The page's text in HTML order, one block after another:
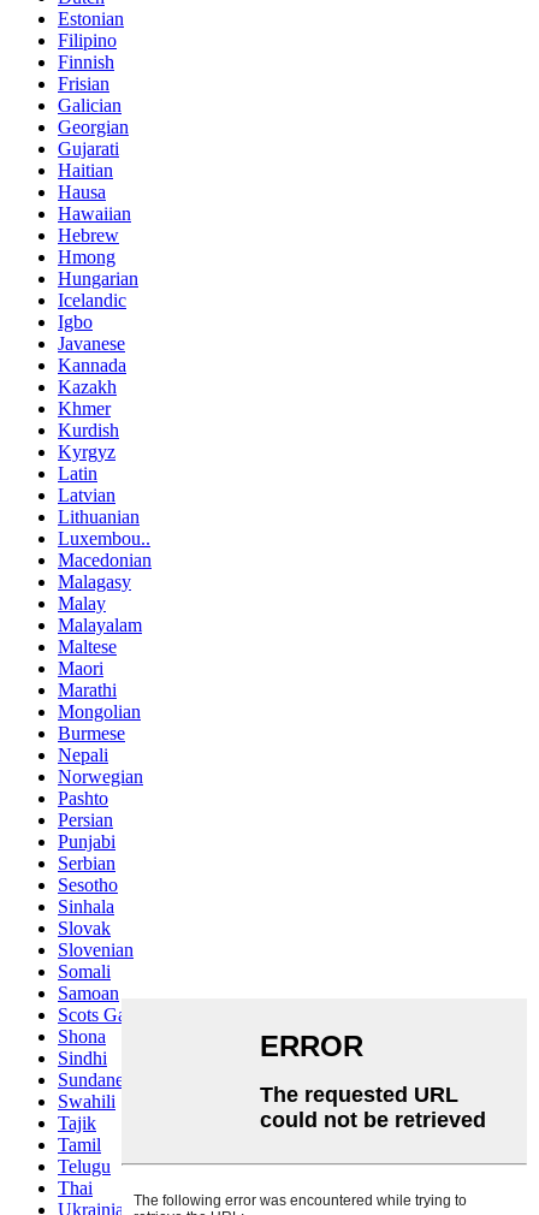
Estonian
Filipino
Finnish
Frisian
Galician
Georgian
Gujarati
Haitian
Hausa
Hawaiian
Hebrew
Hmong
Hungarian
Icelandic
Igbo
Javanese
Kannada
Kazakh
Khmer
Kurdish
Kyrgyz
Latin
Latvian
Lithuanian
Luxembou..
Macedonian
Malagasy
Malay
Malayalam
Maltese
Maori
Marathi
Mongolian
Burmese
Nepali
Norwegian
Pashto
Persian
Punjabi
Serbian
Sesotho
Sinhala
Slovak
Slovenian
Somali
Samoan
Scots Gaelic
Shona
Sindhi
Sundanese
Swahili
Tajik
Tamil
Telugu
Thai
Ukrainian